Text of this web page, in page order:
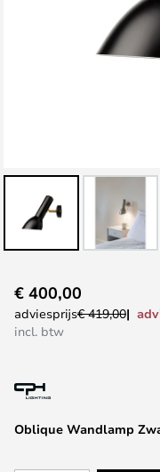
naar
het
de
gallerij
Oblique Wandlamp
€ 400,00
adviesprijs€ 419,00
incl. btw